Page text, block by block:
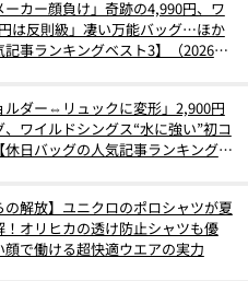
カー顔負け」奇跡の4,990円、ワ
は反則級」凄い万能バッグ…ほか
記事ランキングベスト3】（2026年
ルダー⇔リュックに変形」2,900円
ワイルドシングス“水に強い”初コ
日バッグの人気記事ランキングベ
の解放】ユニクロのポロシャツが夏
！オリヒカの透け防止シャツも優
で働ける超快適ウエアの実力